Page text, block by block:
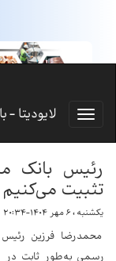
لایودیتا
تثبیت می‌کنیم
یکشنبه ، ۶ مهر ۱۴۰۴-۲۰:۳۴
محمدرضا فرزین رئیس